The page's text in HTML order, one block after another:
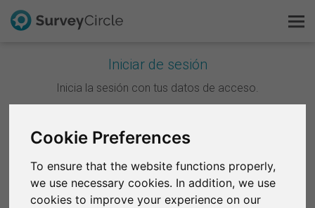
Cookie Preferences
To ensure that the website functions properly,
we use necessary cookies. In addition, we use
cookies to improve your experience on our
Iniciar de sesión
Inicia la sesión con tus datos de acceso.
Continuar con Google
Continuar con Facebook
Esto es SurveyCircle
FAQ